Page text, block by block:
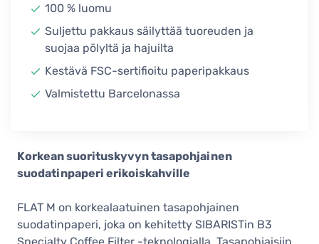
100 % luomu
Suljettu pakkaus säilyttää tuoreuden ja
suojaa pölyltä ja hajuilta
Kestävä FSC-sertifioitu paperipakkaus
Valmistettu Barcelonassa
Korkean suorituskyvyn tasapohjainen
suodatinpaperi erikoiskahville
FLAT M on korkealaatuinen tasapohjainen
suodatinpaperi, joka on kehitetty SIBARISTin B3